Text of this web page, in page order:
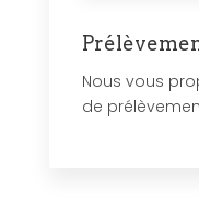
Nous vous
de